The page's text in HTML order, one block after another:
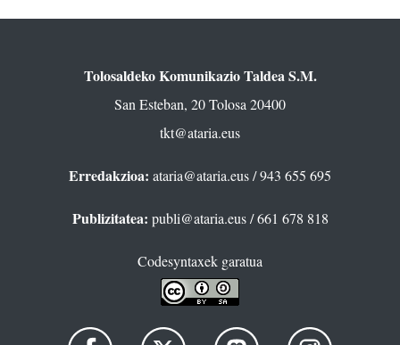
Tolosaldeko Komunikazio Taldea S.M.
San Esteban, 20 Tolosa 20400
tkt@ataria.eus
Erredakzioa: ataria@ataria.eus/ 943 655 695
Publizitatea: publi@ataria.eus/ 661 678 818
Codesyntaxek garatua